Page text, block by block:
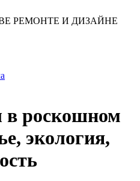
РЕМОНТЕ И ДИЗАЙНЕ
роскошном
экология,